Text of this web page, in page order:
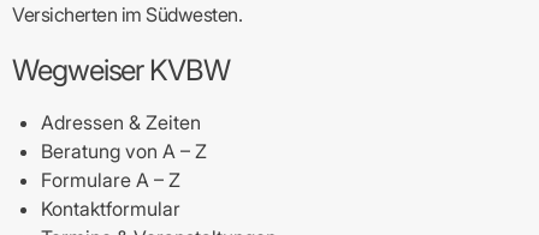
Versicherten im Südwesten.
Wegweiser KVBW
Adressen & Zeiten
Beratung von A – Z
Formulare A – Z
Kontaktformular